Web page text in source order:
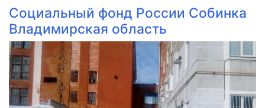
Социальный фонд России Собинка
Владимирская область